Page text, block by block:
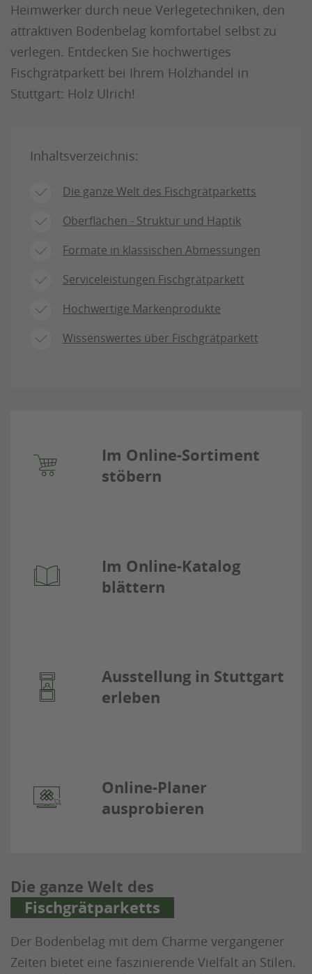
Heimwerker durch neue Verlegetechniken, den
attraktiven Bodenbelag komfortabel selbst zu
verlegen. Entdecken Sie hochwertiges
Fischgrätparkett bei Ihrem Holzhandel in
Stuttgart: Holz Ulrich!
Inhaltsverzeichnis:
Die ganze Welt des Fischgrätparketts
Oberflächen - Struktur und Haptik
Formate in klassischen Abmessungen
Serviceleistungen Fischgrätparkett
Hochwertige Markenprodukte
Wissenswertes über Fischgrätparkett
Im Online-Sortiment
stöbern
Im Online-Katalog
blättern
Ausstellung in Stuttgart
erleben
Online-Planer
ausprobieren
Die ganze Welt des
Fischgrätparketts
Der Bodenbelag mit dem Charme vergangener
Zeiten bietet eine faszinierende Vielfalt an Stilen.